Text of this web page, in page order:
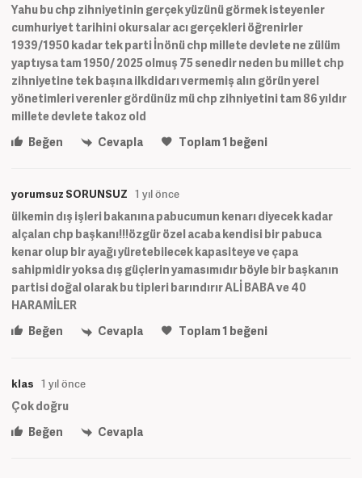
Yahu bu chp zihniyetinin gerçek yüzünü görmek isteyenler
cumhuriyet tarihini okursalar acı gerçekleri öğrenirler
1939/1950 kadar tek parti İnönü chp millete devlete ne zülüm
yaptıysa tam 1950/ 2025 olmuş 75 senedir neden bu millet chp
zihniyetine tek başına ilkdidarı vermemiş alın görün yerel
yönetimleri verenler gördünüz mü chp zihniyetini tam 86 yıldır
millete devlete takoz old
Beğen
Cevapla Toplam1 beğeni
yorumsuz SORUNSUZ 1 yıl önce
ülkemin dış işleri bakanına pabucumun kenarı diyecek kadar
alçalan chp başkanı!!!özgür özel acaba kendisi bir pabuca
kenar olup bir ayağı yüretebilecek kapasiteye ve çapa
sahipmidir yoksa dış güçlerin yamasımıdır böyle bir başkanın
partisi doğal olarak bu tipleri barındırır ALİ BABA ve 40
HARAMİLER
Beğen
Cevapla Toplam1 beğeni
klas 1 yıl önce
Çok doğru
Beğen
Cevapla